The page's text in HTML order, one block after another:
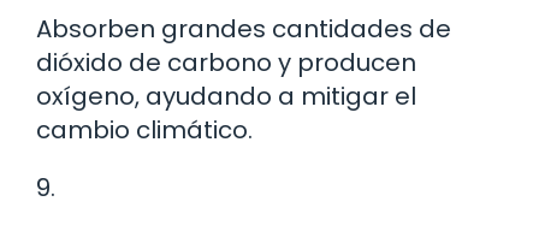
Absorben grandes cantidades de
dióxido de carbono y producen
oxígeno, ayudando a mitigar el
cambio climático.
9.